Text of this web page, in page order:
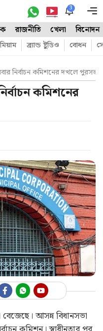
3
রাজনীতি খেলা বিনোদন
ব্র্যান্ড ষ্টুডিও বোধন
নির্বাচন কমিশনের দখলে পুরসভা
কমিশনের
বেজেছে। আসন্ন বিধানসভা